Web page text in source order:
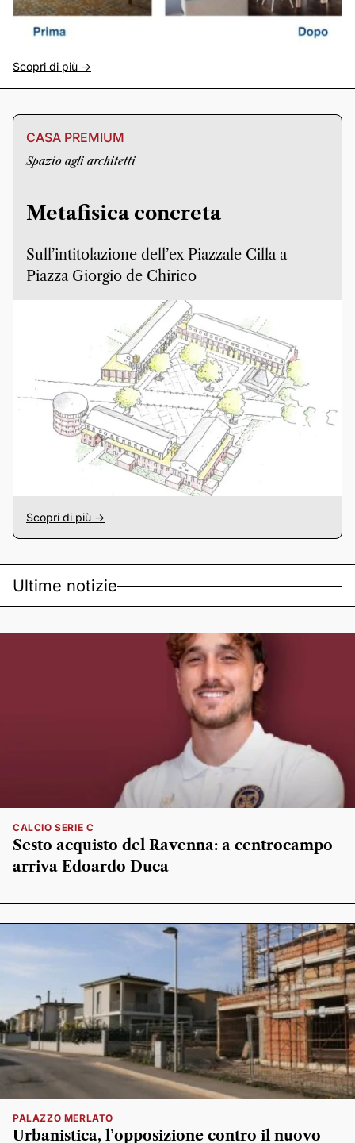
Scopri di più ->
CASA PREMIUM
Spazio agli architetti
Metafisica concreta
Sull’intitolazione dell’ex Piazzale Cilla a
Piazza Giorgio de Chirico
Scopri di più ->
Ultime notizie
CALCIO SERIE C
Sesto acquisto del Ravenna: a centrocampo
arriva Edoardo Duca
PALAZZO MERLATO
Urbanistica, l’opposizione contro il nuovo